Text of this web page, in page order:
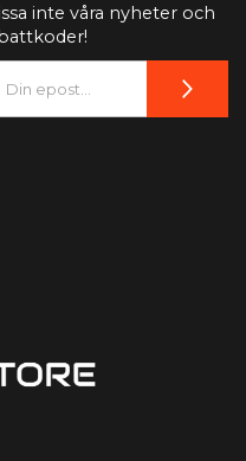
inte våra nyheter och